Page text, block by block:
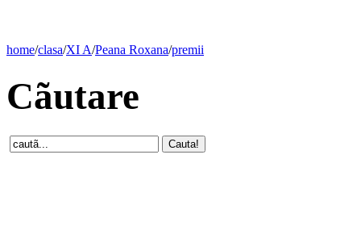
home/clasa/XI A/Peana Roxana/premii
Cãutare